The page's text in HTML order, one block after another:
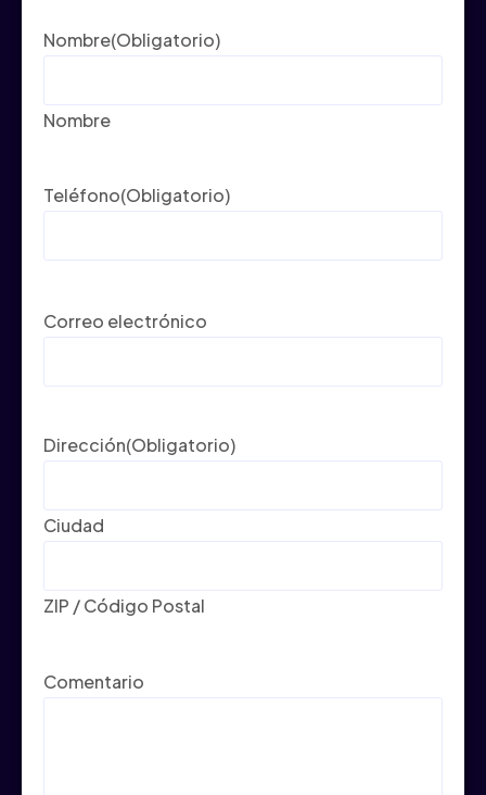
Nombre(Obligatorio)
Nombre
Teléfono(Obligatorio)
Correo electrónico
Dirección(Obligatorio)
Ciudad
ZIP / Código Postal
Comentario